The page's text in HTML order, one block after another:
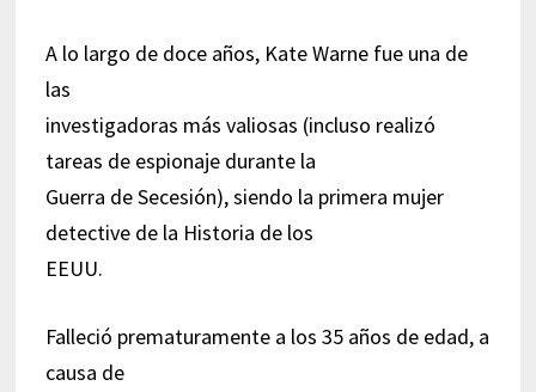
A lo largo de doce años, Kate Warne fue una de
las
investigadoras más valiosas (incluso realizó
tareas de espionaje durante la
Guerra de Secesión), siendo la primera mujer
detective de la Historia de los
EEUU.
Falleció prematuramente a los 35 años de edad, a
causa de